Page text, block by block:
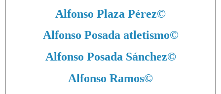
Alfonso Plaza Pérez©
Alfonso Posada atletismo©
Alfonso Posada Sánchez©
Alfonso Ramos©